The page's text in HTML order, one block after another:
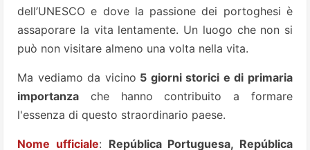
dell’UNESCO e dove la passione dei portoghesi è
assaporare la vita lentamente. Un luogo che non si
può non visitare almeno una volta nella vita.
Ma vediamo da vicino 5 giorni storici e di primaria
importanza che hanno contribuito a formare
l'essenza di questo straordinario paese.
Nome ufficiale: República Portuguesa, República